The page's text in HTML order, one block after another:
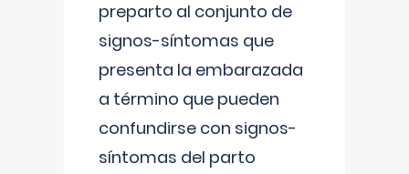
preparto al conjunto de
signos-síntomas que
presenta la embarazada
a término que pueden
confundirse con signos-
síntomas del parto